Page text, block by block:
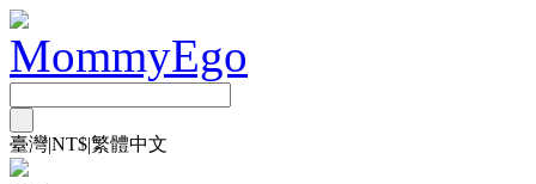
臺灣|NT$|繁體中文